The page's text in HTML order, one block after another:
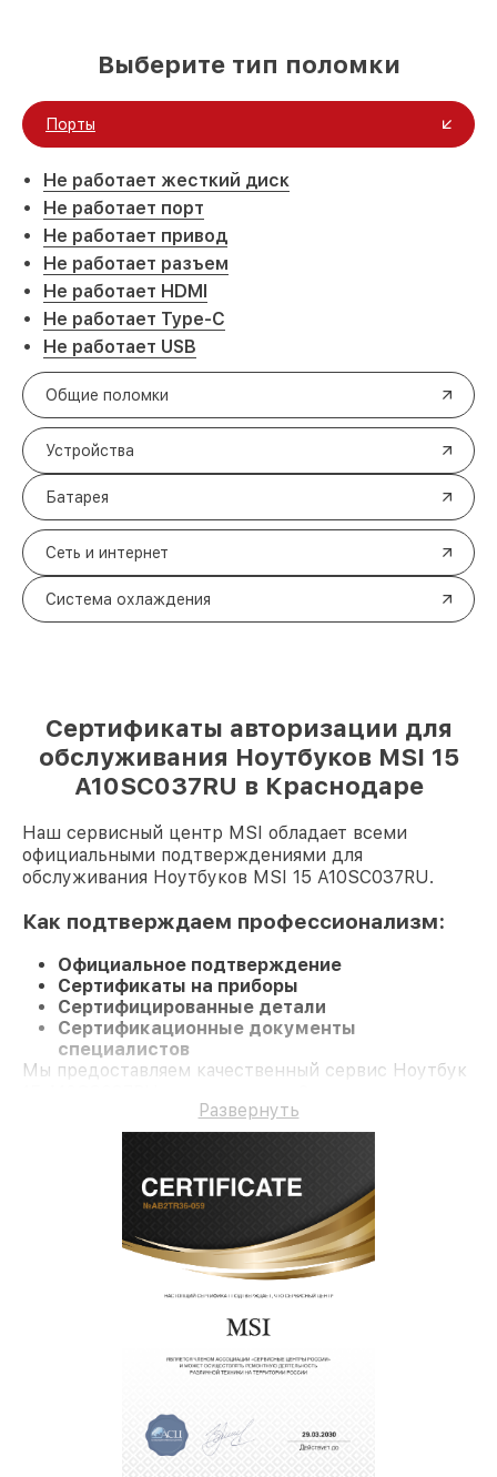
Выберите тип поломки
Порты
Не работает жесткий диск
Не работает порт
Не работает привод
Не работает разъем
Не работает HDMI
Не работает Type-C
Не работает USB
Общие поломки
Устройства
Батарея
Сеть и интернет
Система охлаждения
Сертификаты авторизации для
обслуживания Ноутбуков MSI 15
A10SC037RU в Краснодаре
Наш сервисный центр MSI обладает всеми
официальными подтверждениями для
обслуживания Ноутбуков MSI 15 A10SC037RU.
Как подтверждаем профессионализм:
Официальное подтверждение
Сертификаты на приборы
Сертифицированные детали
Сертификационные документы
специалистов
Мы предоставляем качественный сервис Ноутбук
Развернуть